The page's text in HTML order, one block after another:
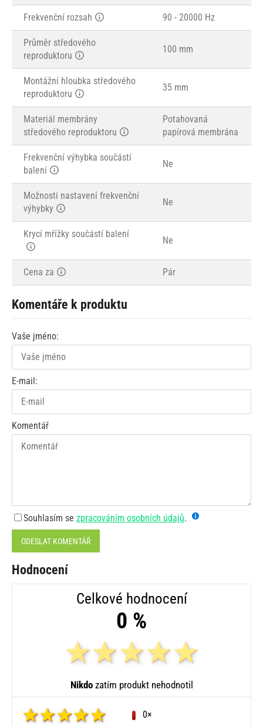
Frekvenční rozsah 90 - 20000 Hz
Průměr středového
reproduktoru
100 mm
Montážní hloubka středového
reproduktoru
35 mm
Materiál membrány
středového reproduktoru
Potahovaná
papírová membrána
Frekvenční výhybka součástí
balení
Ne
Možnosti nastavení frekvenční
výhybky
Ne
Krycí mřížky součástí balení
Ne
Cena za Pár
Komentáře k produktu
Vaše jméno:
E-mail:
Komentář
Souhlasím se zpracováním osobních údajů.
ODESLAT KOMENTÁŘ
Hodnocení
Celkové hodnocení
0 %
Nikdozatím produkt nehodnotil
0×